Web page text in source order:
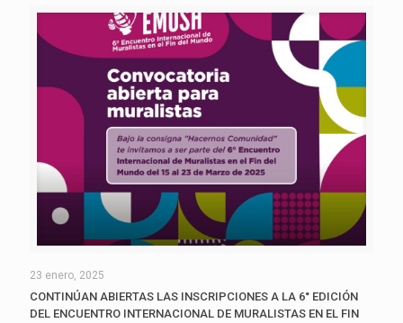
23 enero, 2025
CONTINÚAN ABIERTAS LAS INSCRIPCIONES A LA 6° EDICIÓN
DEL ENCUENTRO INTERNACIONAL DE MURALISTAS EN EL FIN